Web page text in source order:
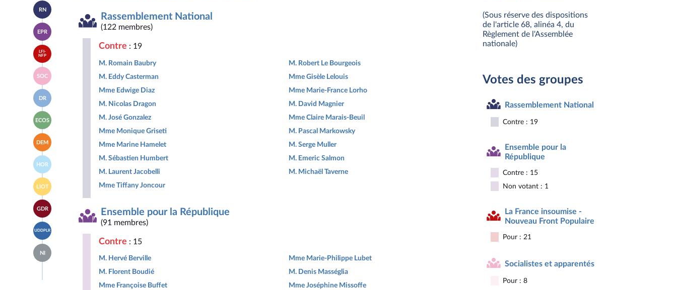
Accéder
à la
page
du
groupe
Rassemblement
National
RN
Accéder
à la
page
du
groupe
Ensemble
pour
la
République
EPR
Accéder
à la
page
du
groupe
La
France
insoumise
-
Nouveau
Front
Populaire
LFI-
NFP
Accéder
à la
page
du
groupe
Socialistes
et
apparentés
SOC
Accéder
à la
page
du
groupe
Droite
Républicaine
DR
Accéder
à la
page
du
groupe
Écologiste
et
Social
ECOS
Accéder
à la
page
du
groupe
Les
Démocrates
DEM
Accéder
à la
page
du
groupe
Horizons
&
Indépendants
HOR
Accéder
à la
page
du
groupe
Libertés,
Indépendants,
Outre-
mer
et
Territoires
LIOT
Accéder
à la
page
du
groupe
Gauche
Démocrate
et
GDR
Accéder
à la
page
du
groupe
droites
UDDPLR
Accéder
à la
page
groupe
NI
Rassemblement National
(122 membres)
Contre : 19
M. Romain Baubry
M. Eddy Casterman
Mme Edwige Diaz
M. Nicolas Dragon
M. José Gonzalez
Mme Monique Griseti
Mme Marine Hamelet
M. Sébastien Humbert
M. Laurent Jacobelli
Mme Tiffany Joncour
M. Robert Le Bourgeois
Mme Gisèle Lelouis
Mme Marie-France Lorho
M. David Magnier
Mme Claire Marais-Beuil
M. Pascal Markowsky
M. Serge Muller
M. Emeric Salmon
M. Michaël Taverne
Ensemble pour la République
(91 membres)
Contre : 15
M. Hervé Berville
M. Florent Boudié
Mme Françoise Buffet
Mme Marie-Philippe Lubet
M. Denis Masséglia
Mme Joséphine Missoffe
(Sous réserve des dispositions
de l'article 68, alinéa 4, du
Règlement de l'Assemblée
nationale)
Votes des groupes
Rassemblement National
Contre : 19
Ensemble pour la
République
Contre : 15
Non votant : 1
La France insoumise -
Nouveau Front Populaire
Pour : 21
Socialistes et apparentés
Pour : 8